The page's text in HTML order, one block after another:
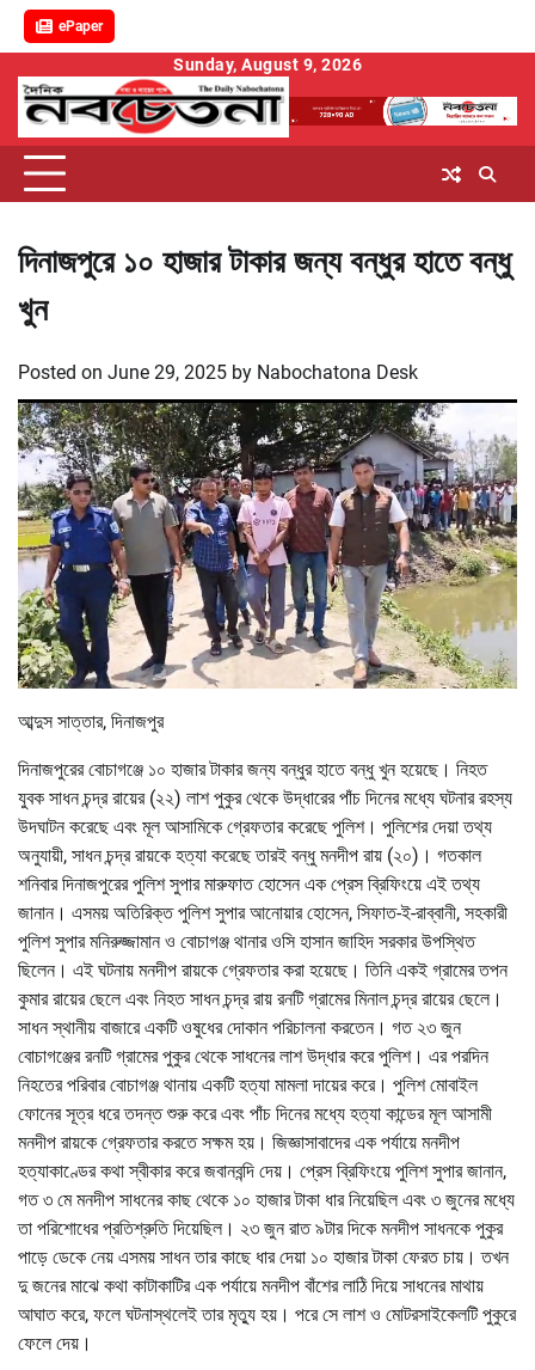
ePaper
content
Sunday, August 9, 2026
দিনাজপুরে ১০ হাজার টাকার জন্য বন্ধুর হাতে বন্ধু
খুন
Posted on June 29, 2025 by Nabochatona Desk
আব্দুস সাত্তার, দিনাজপুর
দিনাজপুরের বোচাগঞ্জে ১০ হাজার টাকার জন্য বন্ধুর হাতে বন্ধু খুন হয়েছে। নিহত
যুবক সাধন চন্দ্র রায়ের (২২) লাশ পুকুর থেকে উদ্ধারের পাঁচ দিনের মধ্যে ঘটনার রহস্য
উদঘাটন করেছে এবং মূল আসামিকে গ্রেফতার করেছে পুলিশ। পুলিশের দেয়া তথ্য
অনুযায়ী, সাধন চন্দ্র রায়কে হত্যা করেছে তারই বন্ধু মনদীপ রায় (২০)। গতকাল
শনিবার দিনাজপুরের পুলিশ সুপার মারুফাত হোসেন এক প্রেস ব্রিফিংয়ে এই তথ্য
জানান। এসময় অতিরিক্ত পুলিশ সুপার আনোয়ার হোসেন, সিফাত-ই-রাব্বানী, সহকারী
পুলিশ সুপার মনিরুজ্জামান ও বোচাগঞ্জ থানার ওসি হাসান জাহিদ সরকার উপস্থিত
ছিলেন। এই ঘটনায় মনদীপ রায়কে গ্রেফতার করা হয়েছে। তিনি একই গ্রামের তপন
কুমার রায়ের ছেলে এবং নিহত সাধন চন্দ্র রায় রনটি গ্রামের মিনাল চন্দ্র রায়ের ছেলে।
সাধন স্থানীয় বাজারে একটি ওষুধের দোকান পরিচালনা করতেন। গত ২৩ জুন
বোচাগঞ্জের রনটি গ্রামের পুকুর থেকে সাধনের লাশ উদ্ধার করে পুলিশ। এর পরদিন
নিহতের পরিবার বোচাগঞ্জ থানায় একটি হত্যা মামলা দায়ের করে। পুলিশ মোবাইল
ফোনের সূত্র ধরে তদন্ত শুরু করে এবং পাঁচ দিনের মধ্যে হত্যা কান্ডের মূল আসামী
মনদীপ রায়কে গ্রেফতার করতে সক্ষম হয়। জিজ্ঞাসাবাদের এক পর্যায়ে মনদীপ
হত্যাকাণ্ডের কথা স্বীকার করে জবানবন্দি দেয়। প্রেস ব্রিফিংয়ে পুলিশ সুপার জানান,
গত ৩ মে মনদীপ সাধনের কাছ থেকে ১০ হাজার টাকা ধার নিয়েছিল এবং ৩ জুনের মধ্যে
তা পরিশোধের প্রতিশ্রুতি দিয়েছিল। ২৩ জুন রাত ৯টার দিকে মনদীপ সাধনকে পুকুর
পাড়ে ডেকে নেয় এসময় সাধন তার কাছে ধার দেয়া ১০ হাজার টাকা ফেরত চায়। তখন
দু জনের মাঝে কথা কাটাকাটির এক পর্যায়ে মনদীপ বাঁশের লাঠি দিয়ে সাধনের মাথায়
আঘাত করে, ফলে ঘটনাস্থলেই তার মৃত্যু হয়। পরে সে লাশ ও মোটরসাইকেলটি পুকুরে
ফেলে দেয়।